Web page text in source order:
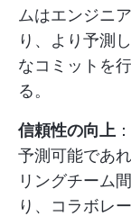
ムはエンジニ
り、より予測
なコミットを
る。
信頼性の向上
予測可能であ
リングチーム
り、コラボレ